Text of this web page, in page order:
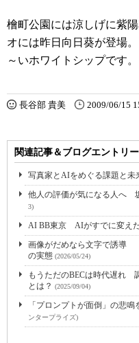
檜町公園には涼しげに紫
オには昨日向日葵が登場
～いホワイトシップです。
長谷部 貴美 2009/06/15
関連記事＆ブログエントリー
写真家とAIをめぐる課題と未
他人の評価が気になる人へ
3)
AI BB東京 AIがすでに変え
画像がだめなら文字で誘導
の実態 (2026/05/24)
もうただのBECは時代遅れ
とは？ (2025/09/04)
「プロンプトが面倒」の悲
ンタープライズ)